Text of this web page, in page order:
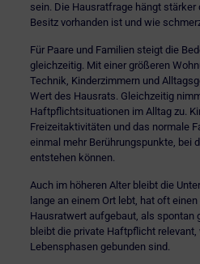
sein. Die Hausratfrage hängt stärker
Besitz vorhanden ist und wie
Für Paare und Familien steigt die
gleichzeitig. Mit einer größeren
Technik, Kinderzimmern und
Wert des Hausrats. Gleichzeitig
Haftpflichtsituationen im Alltag zu.
Freizeitaktivitäten und das normale
einmal mehr Berührungspunkte, bei
entstehen können.
Auch im höheren Alter bleibt die
lange an einem Ort lebt, hat oft
Hausratwert aufgebaut, als spontan
bleibt die private Haftpflicht
Lebensphasen gebunden sind.